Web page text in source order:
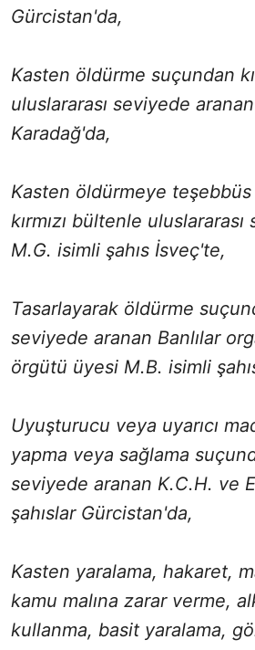
Gürcistan'da,
Kasten öldürme suçundan
uluslararası seviyede
Karadağ'da,
Kasten öldürmeye
kırmızı bültenle
M.G. isimli şahıs İsveç'te,
Tasarlayarak öldürme
seviyede aranan Banlılar
örgütü üyesi M.B. isimli
Uyuşturucu veya uyarıcı
yapma veya sağlama
seviyede aranan K.C.H. ve
şahıslar Gürcistan'da,
Kasten yaralama, hakaret,
kamu malına zarar verme,
kullanma, basit yaralama,